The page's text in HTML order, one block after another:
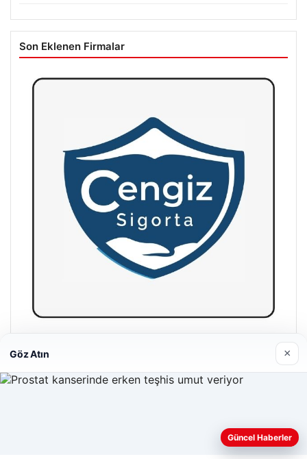
Son Eklenen Firmalar
Hastaş Beton
Web sitemizi nasıl kullandığınızı daha iyi anlayabilmek,
deneyiminizi kişiselleştirmek ve geliştirmek amacıyla çerezler
Göz Atın ×
Güncel Haberler